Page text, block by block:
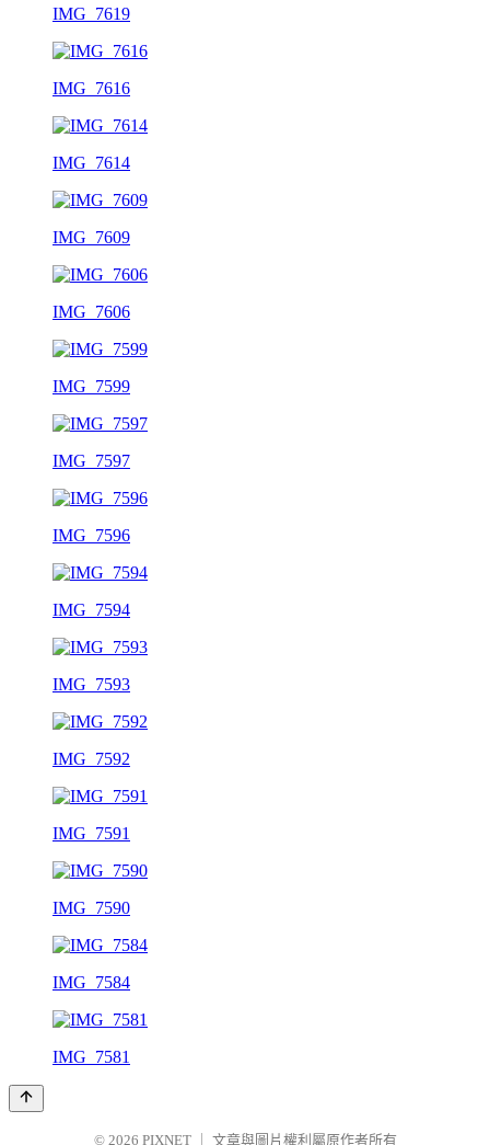
IMG_7619
IMG_7616
IMG_7614
IMG_7609
IMG_7606
IMG_7599
IMG_7597
IMG_7596
IMG_7594
IMG_7593
IMG_7592
IMG_7591
IMG_7590
IMG_7584
IMG_7581
© 2026 PIXNET 文章與圖片權利屬原作者所有